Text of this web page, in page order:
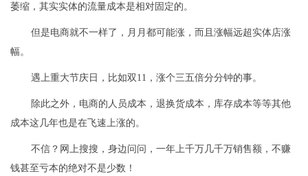
萎缩，其实实体的流量成本是相对固定的。
但是电商就不一样了，月月都可能涨，而且涨幅远超实体店涨
幅。
遇上重大节庆日，比如双11，涨个三五倍分分钟的事。
除此之外，电商的人员成本，退换货成本，库存成本等等其他
成本这几年也是在飞速上涨的。
不信？网上搜搜，身边问问，一年上千万几千万销售额，不赚
钱甚至亏本的绝对不是少数！